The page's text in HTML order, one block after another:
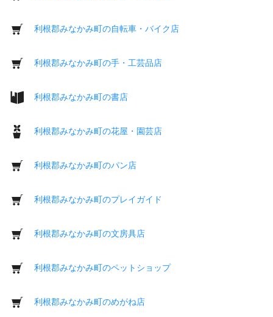
利根郡みなかみ町の自転車・バイク店
利根郡みなかみ町の手・工芸品店
利根郡みなかみ町の書店
利根郡みなかみ町の花屋・園芸店
利根郡みなかみ町のパン店
利根郡みなかみ町のプレイガイド
利根郡みなかみ町の文房具店
利根郡みなかみ町のペットショップ
利根郡みなかみ町のめがね店